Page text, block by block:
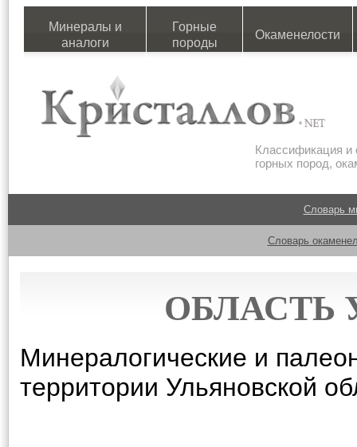
Минералы и
аналоги
Горные
породы
Окаменелости
Классификация и
горных пород,
Словарь
Словарь
ОБЛАСТЬ
Минералогические и
территории Ульяновской